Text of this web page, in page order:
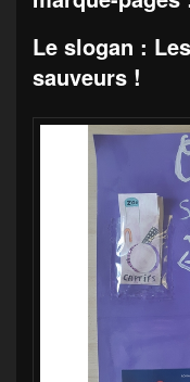
Le slogan :
sauveurs !